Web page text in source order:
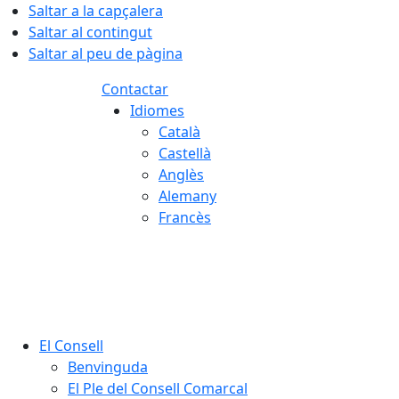
Saltar a la capçalera
Saltar al contingut
Saltar al peu de pàgina
Contactar
Idiomes
Català
Castellà
Anglès
Alemany
Francès
El Consell
Benvinguda
El Ple del Consell Comarcal